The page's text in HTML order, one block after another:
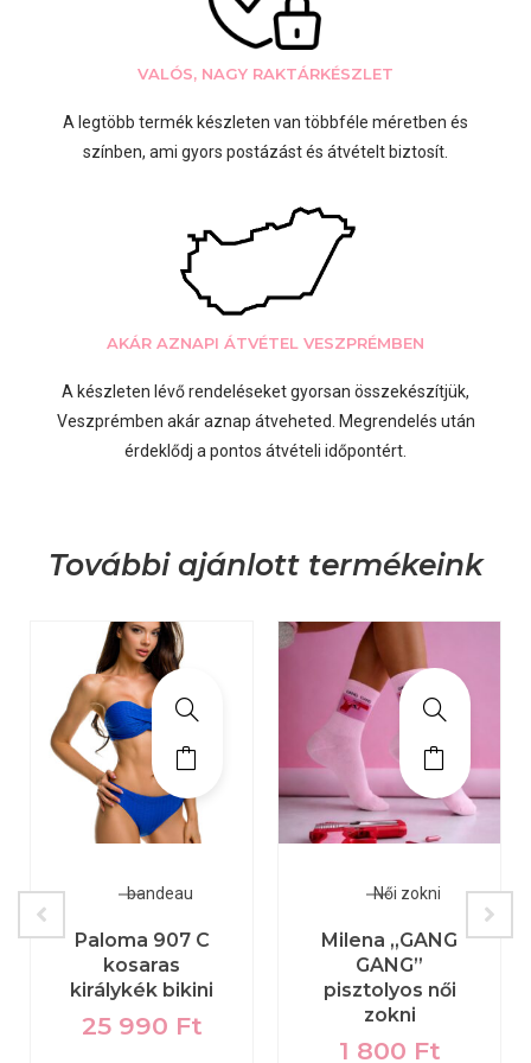
VALÓS, NAGY RAKTÁRKÉSZLET
A legtöbb termék készleten van többféle méretben és
színben, ami gyors postázást és átvételt biztosít.
AKÁR AZNAPI ÁTVÉTEL VESZPRÉMBEN
A készleten lévő rendeléseket gyorsan összekészítjük,
Veszprémben akár aznap átveheted. Megrendelés után
érdeklődj a pontos átvételi időpontért.
További ajánlott termékeink
bandeau
Paloma 907 C
kosaras
királykék bikini
25 990 Ft
Női zokni
Milena „GANG
GANG”
pisztolyos női
zokni
1 800 Ft